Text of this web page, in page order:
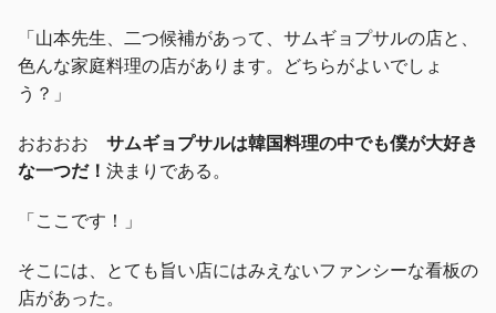
「山本先生、二つ候補があって、サムギョプサルの店と、
色んな家庭料理の店があります。どちらがよいでしょ
う？」
おおおお サムギョプサルは韓国料理の中でも僕が大好き
な一つだ！ 決まりである。
「ここです！」
そこには、とても旨い店にはみえないファンシーな看板の
店があった。